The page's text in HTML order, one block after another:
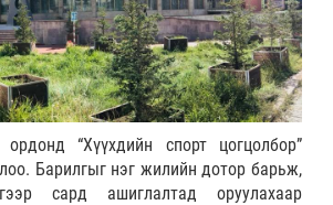
“Хүүхдийн спорт цогцолбор”
Барилгыг нэг жилийн дотор барьж,
сард ашиглалтад оруулахаар